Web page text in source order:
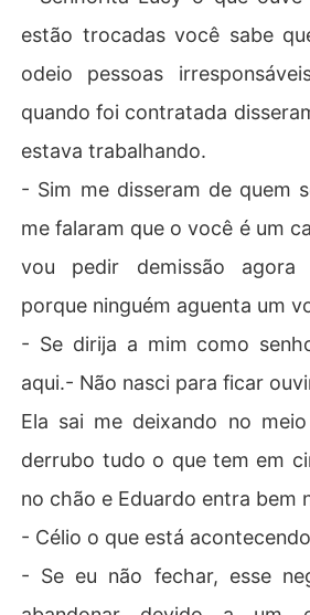
estão trocadas você sabe
odeio pessoas
quando foi contratada
estava trabalhando.
- Sim me disseram de quem
me falaram que o você é um
vou pedir demissão agora
porque ninguém aguenta um
- Se dirija a mim como
aqui.- Não nasci para ficar
Ela sai me deixando no
derrubo tudo o que tem em
no chão e Eduardo entra bem
- Célio o que está
- Se eu não fechar, esse